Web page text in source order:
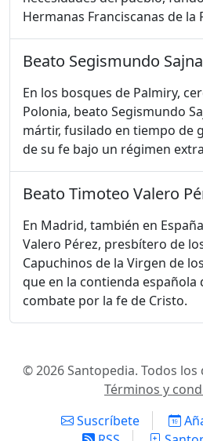
Hermanas Franciscanas de la
Beato Segismundo Sajna
En los bosques de Palmiry,
Polonia, beato Segismundo
mártir, fusilado en tiempo de
de su fe bajo un régimen
Beato Timoteo Valero
En Madrid, también en
Valero Pérez, presbítero de
Capuchinos de la Virgen de
que en la contienda española
combate por la fe de Cristo.
© 2026 Santopedia. Todos
Términos y
Suscríbete